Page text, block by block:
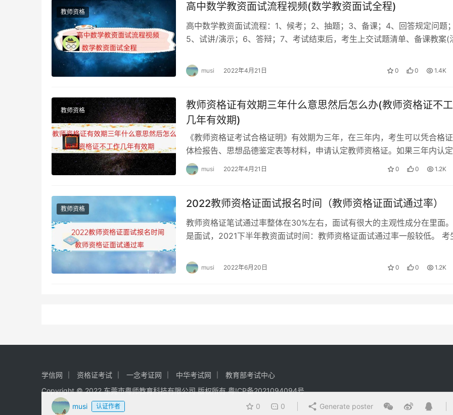
（四） 高中
1 综合素质（中学） 301 初中、高中相同
2 综合素质（中学）（音体美专业）
3 教育知识与能力 302 初中、高中相同
教育知识与能力（音体美专业） 302A 初中、高中相同
5 语文学科知识与教学能力（高级中学）
6 数学学科知识与教学能力（高级中学） 404
英语学科知识与教学能力（高级中学） 405
8 物理学科知识与教学能力（高级中学）
11 思想政治学科知识与教学能力（高级中学）
12 历史学科知识与教学能力（高级中学） 410
musi 认证作者 0 0 Generate poster
教师资格 高中数学教资面试流程视频(数学教资面试全程)
高中数学教资面试流程：1、候考；2、抽题；3、备课；4、回答规定问题；
5、试讲/演示；6、答辩；7、考试结束后，考生上交试题清单、备课教案(
musi 2022年4月21日 0 0 1.4K
教师资格
教师资格证有效期三年什么意思然后怎么办(教师资格证不
几年有效期)
《教师资格证考试合格证明》有效期为三年，在三年内，考生可以凭合格证
体检报告、思想品德鉴定表等材料，申请认定教师资格证。如果三年内认定
未通过或者没有参加认定，就需要重新参加笔试面…
musi 2022年4月21日 0 0 1.2K
教师资格 2022教师资格证面试报名时间（教师资格证面试通过率）
教师资格证笔试通过率整体在30%左右，面试有很大的主观性成分在里面
是面试，2021下半年教资面试时间：教师资格证面试通过率一般较低。 考
musi 2022年6月20日 0 0 1.2K
学信网 资格证考试 一念考证网 中华考试网
教育部考试中心
Copyright © 2022 东莞市粤师教育科技有限公司 版权所有粤ICP备2021094094号